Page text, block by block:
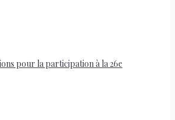
pour la participation à la 26e